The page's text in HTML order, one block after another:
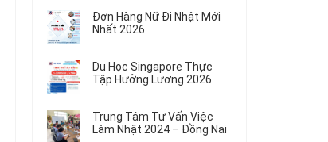
Rau
Củ
Áo
Trẻ
Áo
Thun
Dụng
12
Tạo
Đầu
Điện
Dùng
có
bình
luận
Tuyển
Dụng
04
Gia
Công
Đơn Hàng Nữ Đi Nhật Mới
Nhất 2026
có
bình
luận
Đơn
Hàng
Nữ
Du Học Singapore Thực
Tập Hưởng Lương 2026
có
bình
luận
Trung Tâm Tư Vấn Việc
Làm Nhật 2024 – Đồng Nai